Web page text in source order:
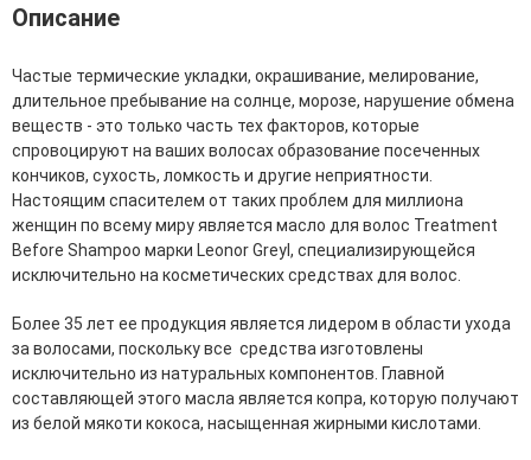
Автозагар для лица
Ампулы для лица
Бальзамы для лица
Гели для лица
Защита от солнца для лица
Карбокситерапия
Кремы для лица
Лосьоны, тоники и мисты для лица
Масла для лица
Мицеллярная вода
Молочко и сливки для лица
Наборы для ухода за лицом
Пенки и муссы для лица
Описание
Частые термические укладки, окрашивание, мелирование,
длительное пребывание на солнце, морозе, нарушение обмена
веществ - это только часть тех факторов, которые
спровоцируют на ваших волосах образование посеченных
кончиков, сухость, ломкость и другие неприятности.
Настоящим спасителем от таких проблем для миллиона
женщин по всему миру является масло для волос Treatment
Before Shampoo марки Leonor Greyl, специализирующейся
исключительно на косметических средствах для волос.
Более 35 лет ее продукция является лидером в области ухода
за волосами, поскольку все средства изготовлены
исключительно из натуральных компонентов. Главной
составляющей этого масла является копра, которую получают
из белой мякоти кокоса, насыщенная жирными кислотами.